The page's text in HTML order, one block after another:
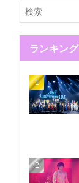
ランキング